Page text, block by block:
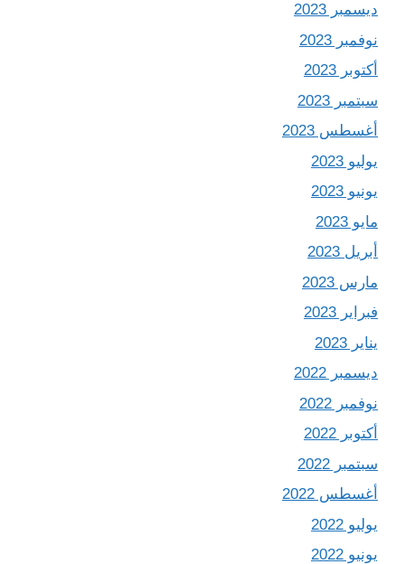
ديسمبر 2023
نوفمبر 2023
أكتوبر 2023
سبتمبر 2023
أغسطس 2023
يوليو 2023
يونيو 2023
مايو 2023
أبريل 2023
مارس 2023
فبراير 2023
يناير 2023
ديسمبر 2022
نوفمبر 2022
أكتوبر 2022
سبتمبر 2022
أغسطس 2022
يوليو 2022
يونيو 2022